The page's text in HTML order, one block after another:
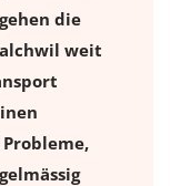
die
weit